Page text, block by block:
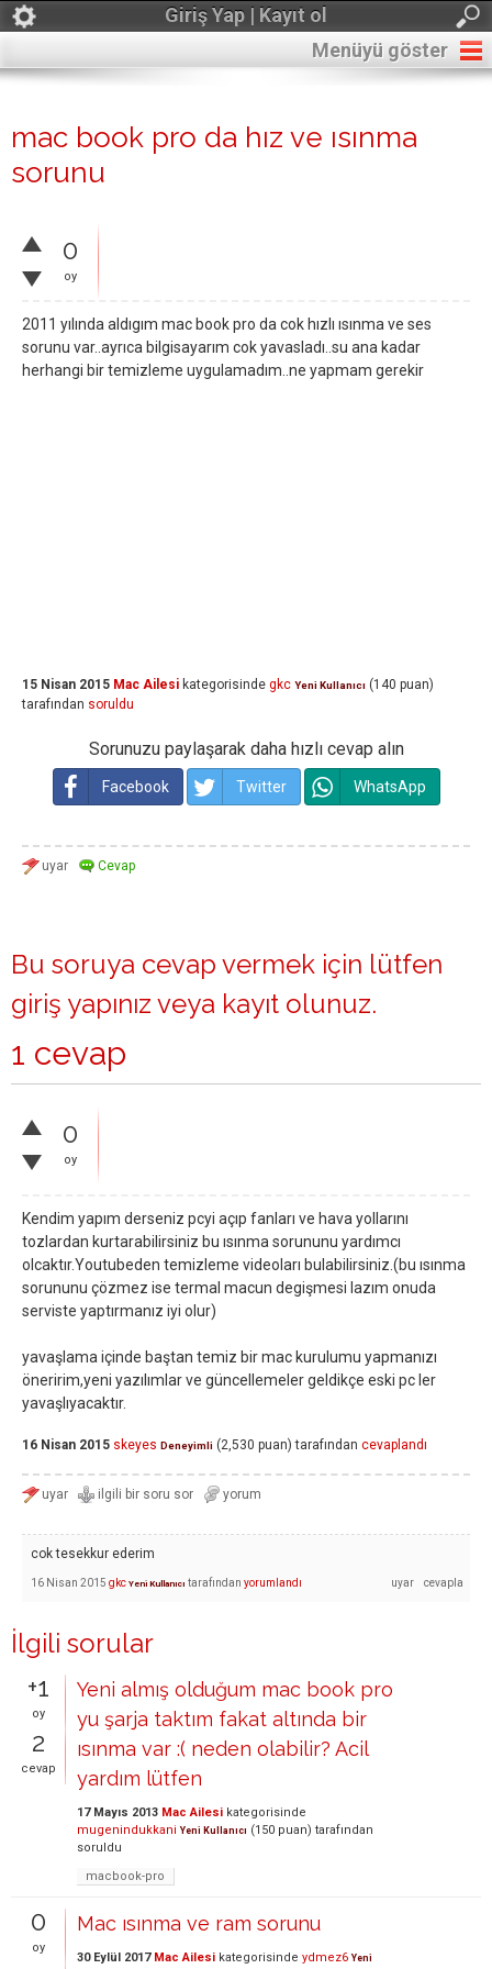
Giriş Yap | Kayıt ol
Menüyü göster
mac book pro da hız ve ısınma
sorunu
0
oy
2011 yılında aldıgım mac book pro da cok hızlı ısınma ve ses
sorunu var..ayrıca bilgisayarım cok yavasladı..su ana kadar
herhangi bir temizleme uygulamadım..ne yapmam gerekir
15 Nisan 2015 Mac Ailesi kategorisinde gkc Yeni Kullanıcı (140 puan)
tarafından soruldu
Sorunuzu paylaşarak daha hızlı cevap alın
Facebook Twitter WhatsApp
Bu soruya cevap vermek için lütfen
giriş yapınız veya kayıt olunuz.
1 cevap
0
oy
Kendim yapım derseniz pcyi açıp fanları ve hava yollarını
tozlardan kurtarabilirsiniz bu ısınma sorununu yardımcı
olcaktır.Youtubeden temizleme videoları bulabilirsiniz.(bu ısınma
sorununu çözmez ise termal macun degişmesi lazım onuda
serviste yaptırmanız iyi olur)
yavaşlama içinde baştan temiz bir mac kurulumu yapmanızı
öneririm,yeni yazılımlar ve güncellemeler geldikçe eski pc ler
yavaşlıyacaktır.
16 Nisan 2015 skeyes Deneyimli (2,530 puan) tarafından cevaplandı
cok tesekkur ederim
16 Nisan 2015 gkc Yeni Kullanıcı tarafından yorumlandı
İlgili sorular
+1
oy
2
cevap
Yeni almış olduğum mac book pro
yu şarja taktım fakat altında bir
ısınma var :( neden olabilir? Acil
yardım lütfen
17 Mayıs 2013 Mac Ailesi kategorisinde
mugenindukkani Yeni Kullanıcı (150 puan) tarafından
soruldu
macbook-pro
0
oy
Mac ısınma ve ram sorunu
30 Eylül 2017 Mac Ailesi kategorisinde ydmez6 Yeni